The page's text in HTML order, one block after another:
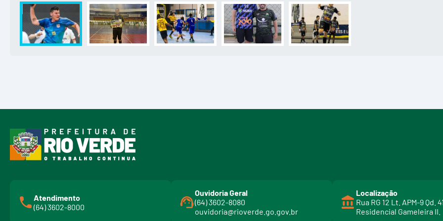
Atendimento
(64) 3602-8000
Ouvidoria Geral
(64) 3602-8080
ouvidoria@rioverde.go.gov.br
Localização
Rua RG 12 Lt. APM-9 Qd.
Residencial Gameleira II.